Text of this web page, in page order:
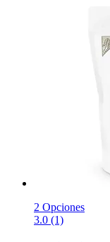
2 Opciones
3.0 (1)